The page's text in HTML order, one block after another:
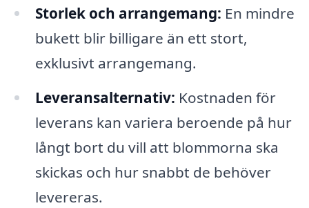
Storlek och arrangemang: En mindre
bukett blir billigare än ett stort,
exklusivt arrangemang.
Leveransalternativ: Kostnaden för
leverans kan variera beroende på hur
långt bort du vill att blommorna ska
skickas och hur snabbt de behöver
levereras.